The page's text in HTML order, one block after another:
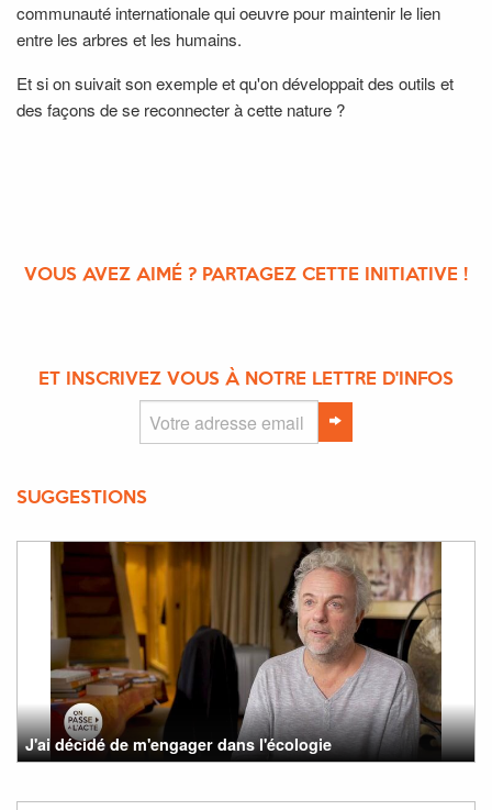
communauté internationale qui oeuvre pour maintenir le lien
entre les arbres et les humains.
Et si on suivait son exemple et qu'on développait des outils et
des façons de se reconnecter à cette nature ?
VOUS AVEZ AIMÉ ? PARTAGEZ CETTE INITIATIVE !
ET INSCRIVEZ VOUS À NOTRE LETTRE D'INFOS
SUGGESTIONS
J'ai décidé de m'engager dans l'écologie